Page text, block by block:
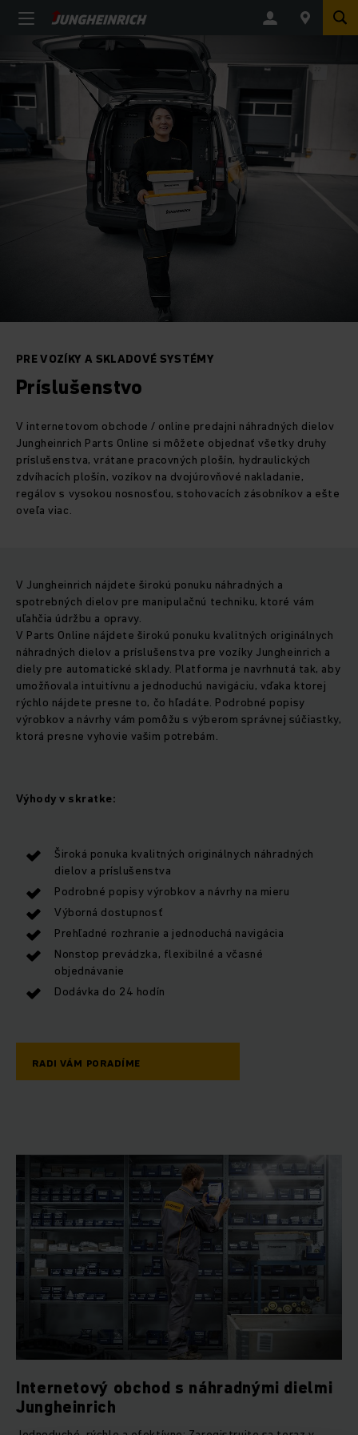
PRE VOZÍKY A SKLADOVÉ SYSTÉMY
Príslušenstvo
V internetovom obchode / online predajni náhradných dielov
Jungheinrich Parts Online si môžete objednať všetky druhy
príslušenstva, vrátane pracovných plošín, hydraulických
zdvíhacích plošín, vozíkov na dvojúrovňové nakladanie,
regálov s vysokou nosnosťou, stohovacích zásobníkov a ešte
oveľa viac.
V Jungheinrich nájdete širokú ponuku náhradných a
spotrebných dielov pre manipulačnú techniku, ktoré vám
uľahčia údržbu a opravy.
V Parts Online nájdete širokú ponuku kvalitných originálnych
náhradných dielov a príslušenstva pre vozíky Jungheinrich a
diely pre automatické sklady. Platforma je navrhnutá tak, aby
umožňovala intuitívnu a jednoduchú navigáciu, vďaka ktorej
rýchlo nájdete presne to, čo hľadáte. Podrobné popisy
výrobkov a návrhy vám pomôžu s výberom správnej súčiastky,
ktorá presne vyhovie vašim potrebám.
Výhody v skratke:
Široká ponuka kvalitných originálnych náhradných
dielov a príslušenstva
Podrobné popisy výrobkov a návrhy na mieru
Výborná dostupnosť
Prehľadné rozhranie a jednoduchá navigácia
Nonstop prevádzka, flexibilné a včasné
objednávanie
Dodávka do 24 hodín
RADI VÁM PORADÍME
Internetový obchod s náhradnými dielmi
Jungheinrich